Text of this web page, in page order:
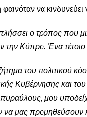
να κινδυνεύει
ο τρόπος που
Κύπρο. Ένα τέτοιο
του πολιτικού
Κυβέρνησης και
πυραύλους, μου
μας προμηθεύσουν